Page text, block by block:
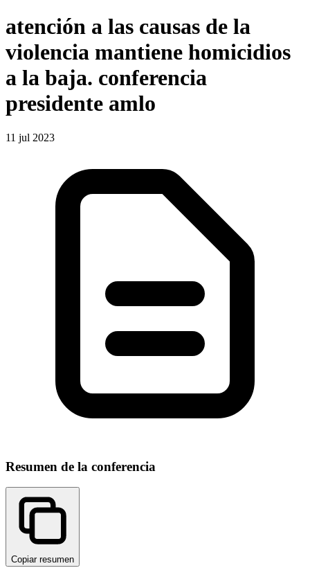
atención a las causas de la
violencia mantiene homicidios
a la baja. conferencia
presidente amlo
11 jul 2023
Resumen de la conferencia
Copiar resumen